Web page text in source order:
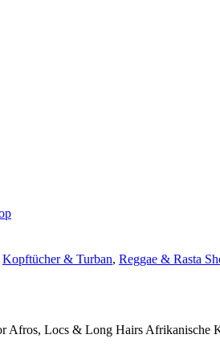
Kopftücher & Turban, Reggae & Rasta
Afros, Locs & Long Hairs Afrikanische